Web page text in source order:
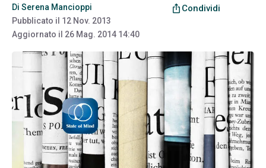
Di Serena Mancioppi
Pubblicato il 12 Nov. 2013
Aggiornato il 26 Mag. 2014 14:40
ios_share Condividi